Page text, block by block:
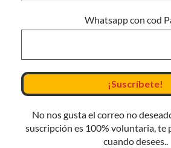
Whatsapp con cod
No nos gusta el correo no
suscripción es 100% voluntaria, te
cuando desees..